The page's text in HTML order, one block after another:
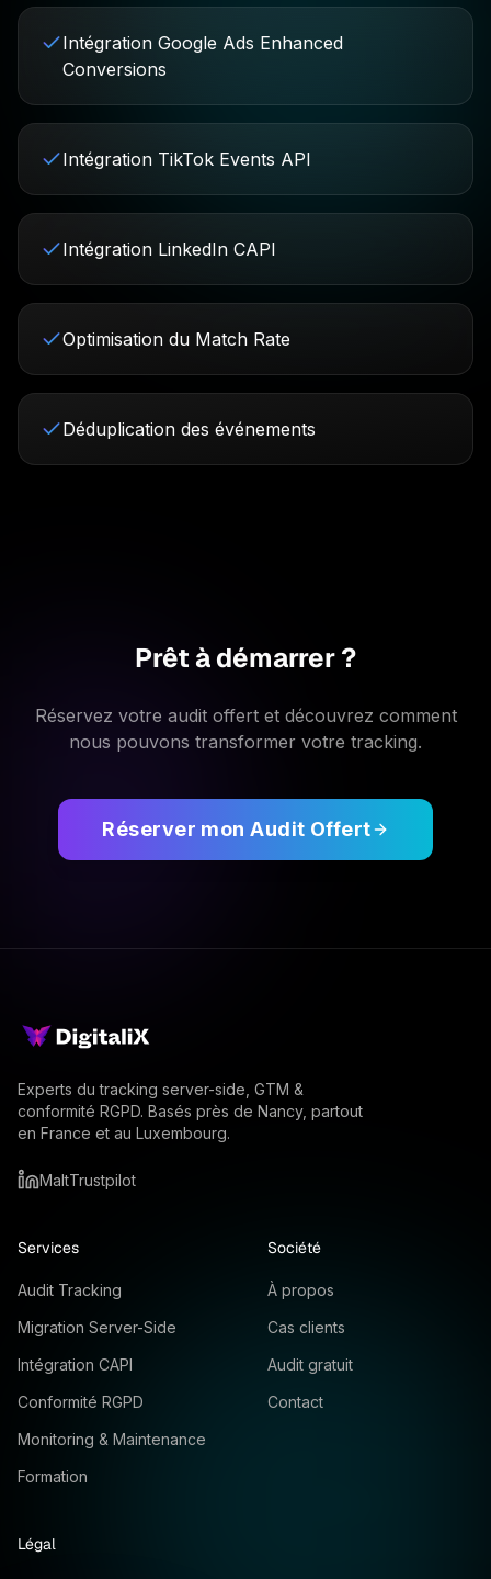
Intégration Google Ads Enhanced
Conversions
Intégration TikTok Events API
Intégration LinkedIn CAPI
Optimisation du Match Rate
Déduplication des événements
Prêt à démarrer ?
Réservez votre audit offert et découvrez comment
nous pouvons transformer votre tracking.
Réserver mon Audit Offert
Experts du tracking server-side, GTM &
conformité RGPD. Basés près de Nancy, partout
en France et au Luxembourg.
MaltTrustpilot
Services
Audit Tracking
Migration Server-Side
Intégration CAPI
Conformité RGPD
Monitoring & Maintenance
Formation
Société
À propos
Cas clients
Audit gratuit
Contact
Légal